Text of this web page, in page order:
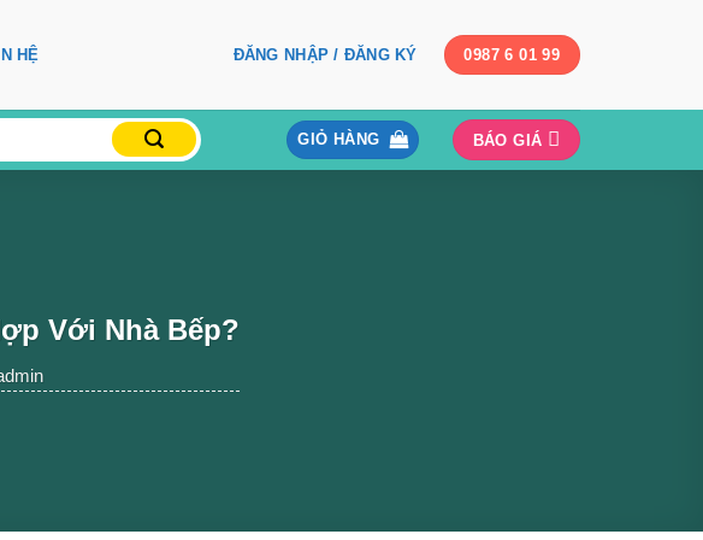
HỆ ĐĂNG NHẬP / ĐĂNG KÝ 0987 6 01 99
GIỎ HÀNG BÁO GIÁ
Với Nhà Bếp?